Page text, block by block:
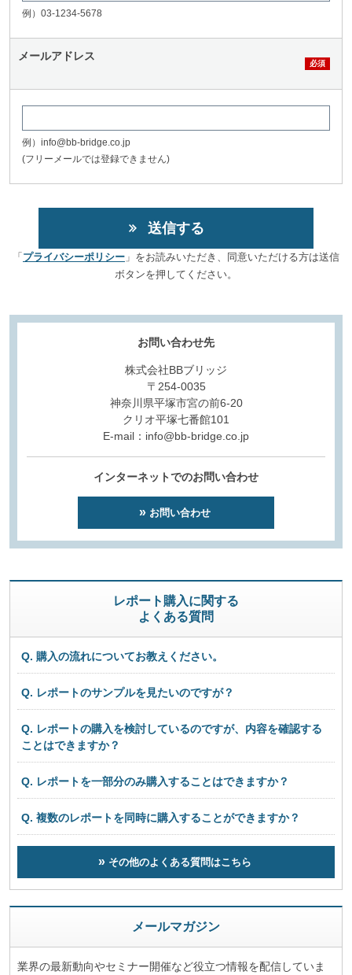
例）03-1234-5678
メールアドレス
例）info@bb-bridge.co.jp
(フリーメールでは登録できません)
「 プライバシーポリシー 」をお読みいただき、同意いただける方は送信
ボタンを押してください。
お問い合わせ先
株式会社BBブリッジ
〒254-0035
神奈川県平塚市宮の前6-20
クリオ平塚七番館101
E-mail：info@bb-bridge.co.jp
インターネットでのお問い合わせ
お問い合わせ
レポート購入に関する
よくある質問
Q. 購入の流れについてお教えください。
Q. レポートのサンプルを見たいのですが？
Q. レポートの購入を検討しているのですが、内容を確認する
ことはできますか？
Q. レポートを一部分のみ購入することはできますか？
Q. 複数のレポートを同時に購入することができますか？
その他のよくある質問はこちら
メールマガジン
業界の最新動向やセミナー開催など役立つ情報を配信していま